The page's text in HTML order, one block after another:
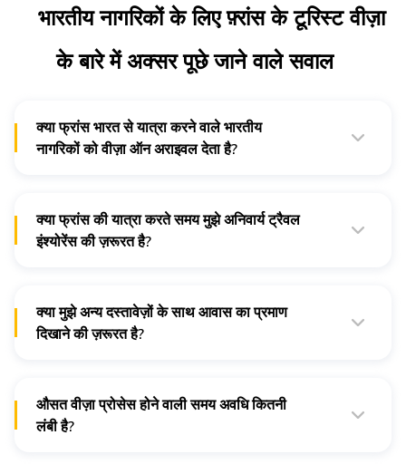
भारतीय नागरिकों के लिए फ़्रांस के टूरिस्ट वीज़ा
के बारे में अक्सर पूछे जाने वाले सवाल
क्या फ्रांस भारत से यात्रा करने वाले भारतीय
नागरिकों को वीज़ा ऑन अराइवल देता है?
क्या फ्रांस की यात्रा करते समय मुझे अनिवार्य ट्रैवल
इंश्योरेंस की ज़रूरत है?
क्या मुझे अन्य दस्तावेज़ों के साथ आवास का प्रमाण
दिखाने की ज़रूरत है?
औसत वीज़ा प्रोसेस होने वाली समय अवधि कितनी
लंबी है?